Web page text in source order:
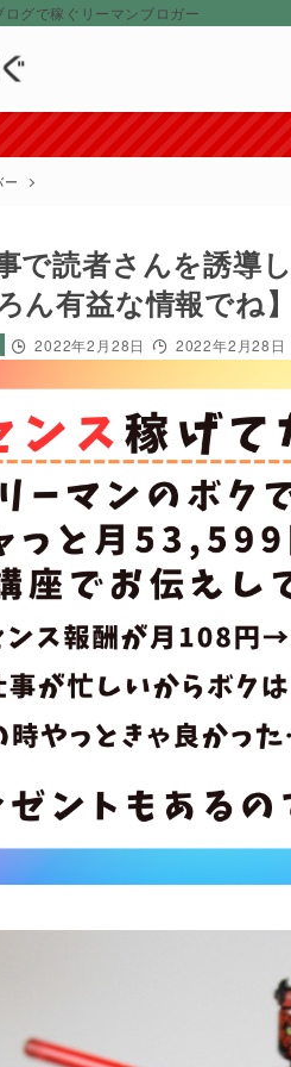
グで稼ぐリーマンブロガー
ー
で読者さんを誘導
ん有益な情報でね】
2022年2月28日 2022年2月28日